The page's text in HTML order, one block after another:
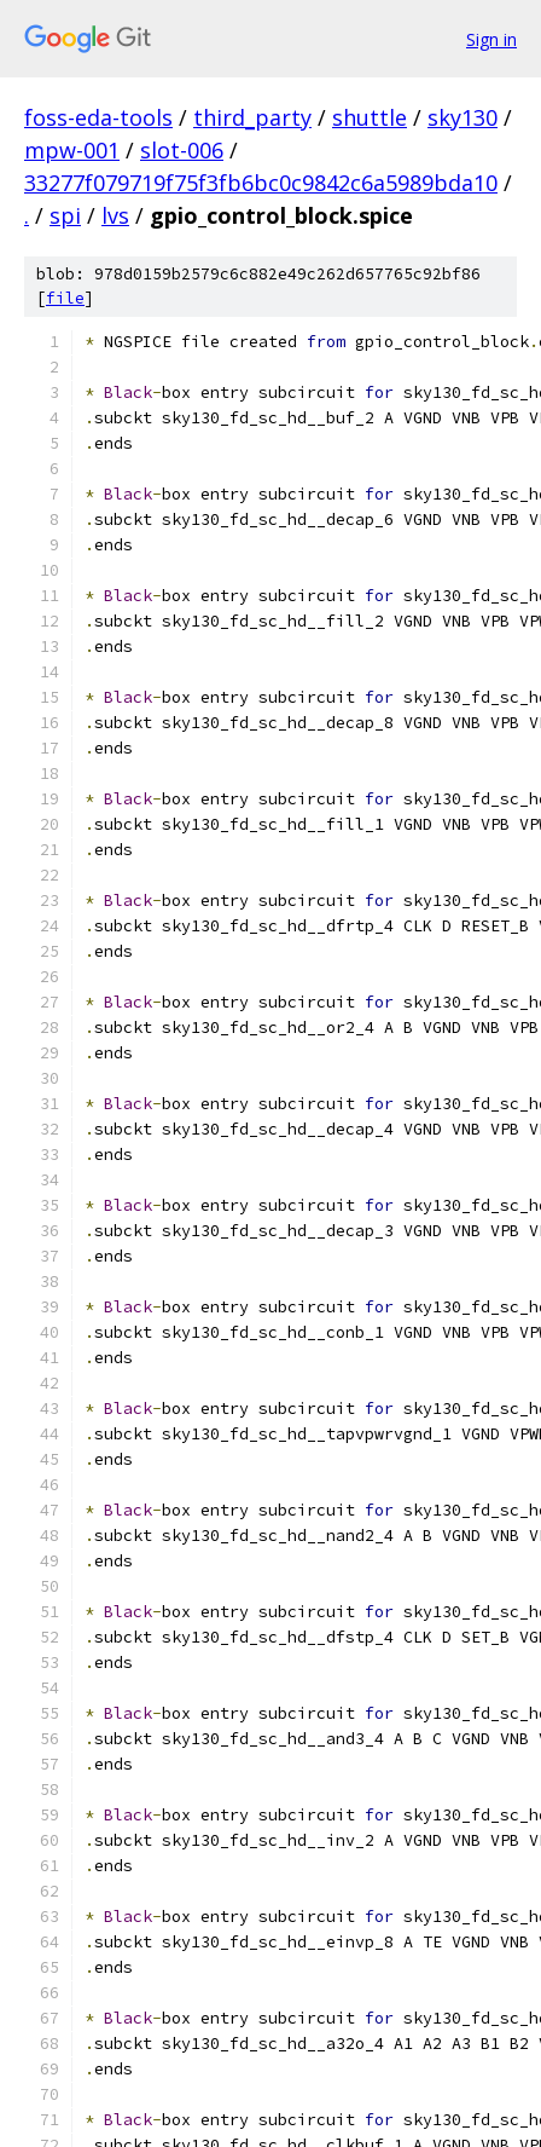
Sign in
foss-eda-tools / third_party / shuttle / sky130 /
mpw-001 / slot-006 /
33277f079719f75f3fb6bc0c9842c6a5989bda10 /
. / spi / lvs / gpio_control_block.spice
blob: 978d0159b2579c6c882e49c262d657765c92bf86
[file]
* NGSPICE file created from gpio_control_block.
* Black-box entry subcircuit for
.subckt sky130_fd_sc_hd__buf_2 A VGND VNB VPB
.ends
* Black-box entry subcircuit for
.subckt sky130_fd_sc_hd__decap_6 VGND VNB VPB
.ends
* Black-box entry subcircuit for
.subckt sky130_fd_sc_hd__fill_2 VGND VNB VPB
.ends
* Black-box entry subcircuit for
.subckt sky130_fd_sc_hd__decap_8 VGND VNB VPB
.ends
* Black-box entry subcircuit for
.subckt sky130_fd_sc_hd__fill_1 VGND VNB VPB
.ends
* Black-box entry subcircuit for
.subckt sky130_fd_sc_hd__dfrtp_4 CLK D RESET_B
.ends
* Black-box entry subcircuit for
.subckt sky130_fd_sc_hd__or2_4 A B VGND VNB VPB
.ends
* Black-box entry subcircuit for
.subckt sky130_fd_sc_hd__decap_4 VGND VNB VPB
.ends
* Black-box entry subcircuit for
.subckt sky130_fd_sc_hd__decap_3 VGND VNB VPB
.ends
* Black-box entry subcircuit for
.subckt sky130_fd_sc_hd__conb_1 VGND VNB VPB
.ends
* Black-box entry subcircuit for
.subckt sky130_fd_sc_hd__tapvpwrvgnd_1 VGND
.ends
* Black-box entry subcircuit for
.subckt sky130_fd_sc_hd__nand2_4 A B VGND VNB
.ends
* Black-box entry subcircuit for
.subckt sky130_fd_sc_hd__dfstp_4 CLK D SET_B
.ends
* Black-box entry subcircuit for
.subckt sky130_fd_sc_hd__and3_4 A B C VGND VNB
.ends
* Black-box entry subcircuit for
.subckt sky130_fd_sc_hd__inv_2 A VGND VNB VPB
.ends
* Black-box entry subcircuit for
.subckt sky130_fd_sc_hd__einvp_8 A TE VGND VNB
.ends
* Black-box entry subcircuit for
.subckt sky130_fd_sc_hd__a32o_4 A1 A2 A3 B1 B2
.ends
* Black-box entry subcircuit for